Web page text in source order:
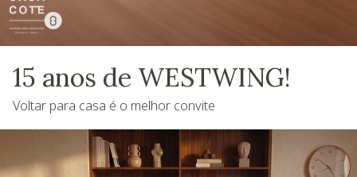
15 anos de WESTWING!
Voltar para casa é o melhor convite